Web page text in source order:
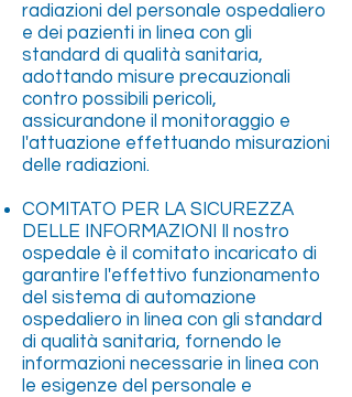
radiazioni del personale ospedaliero
e dei pazienti in linea con gli
standard di qualità sanitaria,
adottando misure precauzionali
contro possibili pericoli,
assicurandone il monitoraggio e
l'attuazione effettuando misurazioni
delle radiazioni.
COMITATO PER LA SICUREZZA
DELLE INFORMAZIONI Il nostro
ospedale è il comitato incaricato di
garantire l'effettivo funzionamento
del sistema di automazione
ospedaliero in linea con gli standard
di qualità sanitaria, fornendo le
informazioni necessarie in linea con
le esigenze del personale e